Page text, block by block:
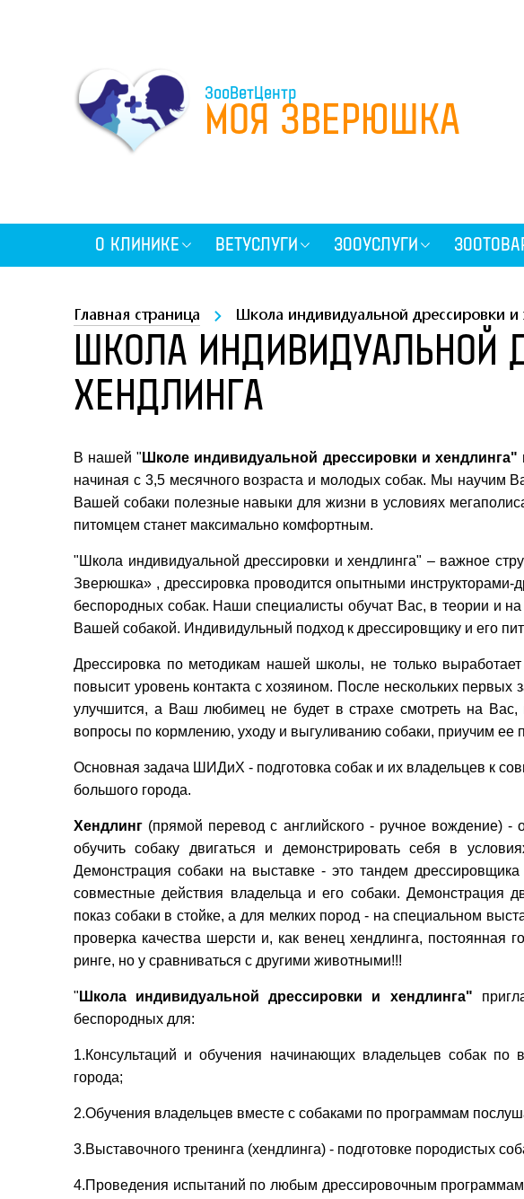
ЗооВетЦентр
МОЯ ЗВЕРЮШКА
О КЛИНИКЕ ВЕТУСЛУГИ ЗООУСЛУГИ
Главная страница Школа индивидуальной дрессировки и
ШКОЛА ИНДИВИДУАЛЬНОЙ
ХЕНДЛИНГА
В нашей " Школе индивидуальной дрессировки и хендлинга"
начиная с 3,5 месячного возраста и молодых собак. Мы научим
Вашей собаки полезные навыки для жизни в условиях
питомцем станет максимально комфортным.
"Школа индивидуальной дрессировки и хендлинга" – важное
Зверюшка» , дрессировка проводится опытными
беспородных собак. Наши специалисты обучат Вас, в теории и
Вашей собакой. Индивидульный подход к дрессировщику и его
Дрессировка по методикам нашей школы, не только
повысит уровень контакта с хозяином. После нескольких
улучшится, а Ваш любимец не будет в страхе смотреть на
вопросы по кормлению, уходу и выгуливанию собаки, приучим ее
Основная задача ШИДиХ - подготовка собак и их владельцев к
большого города.
Хендлинг (прямой перевод с английского - ручное вождение) -
обучить собаку двигаться и демонстрировать себя в
Демонстрация собаки на выставке - это тандем
совместные действия владельца и его собаки.
показ собаки в стойке, а для мелких пород - на специальном
проверка качества шерсти и, как венец хендлинга, постоянная
ринге, но у сравниваться с другими животными!!!
" Школа индивидуальной дрессировки и хендлинга"
беспородных для:
1.Консультаций и обучения начинающих владельцев собак по
города;
2.Обучения владельцев вместе с собаками по программам
3.Выставочного тренинга (хендлинга) - подготовке породистых
4.Проведения испытаний по любым дрессировочным